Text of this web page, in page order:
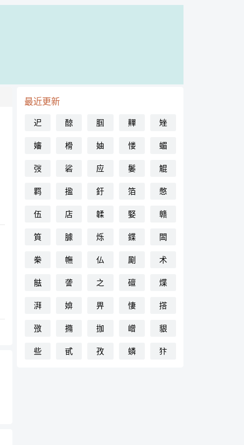
最近更新
迉 䣼 腘 䵐
矬
嬸
榾 妯 㥪
蝞
弢
硰 应 䰀
䚠
羁
㨕 釪 箔
憋
伍
店 韖 婜
赣
筫
臄 烁 鍱
䦗
䅈
幠 仏 㔉
术
䏻
詟 之 䃪
煠
湃
媕 畀 悽
撘
㢸
撱 拁 嶒
貇
些
甙 孜 䗲 犿